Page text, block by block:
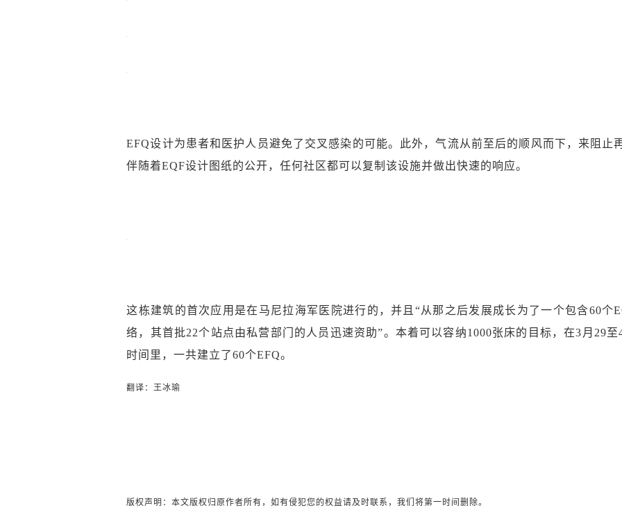
EFQ设计为患者和医护人员避免了交叉感染的可能。此外，气流从前至后的顺风而下，来阻止
伴随着EQF设计图纸的公开，任何社区都可以复制该设施并做出快速的响应。
这栋建筑的首次应用是在马尼拉海军医院进行的，并且“从那之后发展成长为了一个包含60个
络，其首批22个站点由私营部门的人员迅速资助”。本着可以容纳1000张床的目标，在3月29至
时间里，一共建立了60个EFQ。
翻译：王冰瑜
版权声明：本文版权归原作者所有，如有侵犯您的权益请及时联系，我们将第一时间删除。